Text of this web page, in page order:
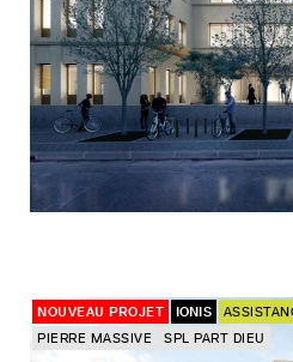
NOUVEAU PROJET IONIS
PIERRE MASSIVE
SPL PART DIEU